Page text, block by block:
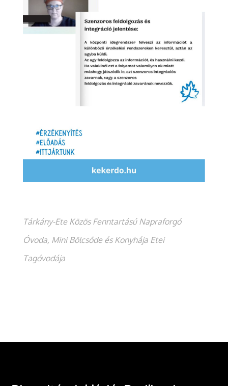
Tárkány-Ete Közös Fenntartású Napraforgó
Óvoda, Mini Bölcsőde és Konyhája Etei
Tagóvodája